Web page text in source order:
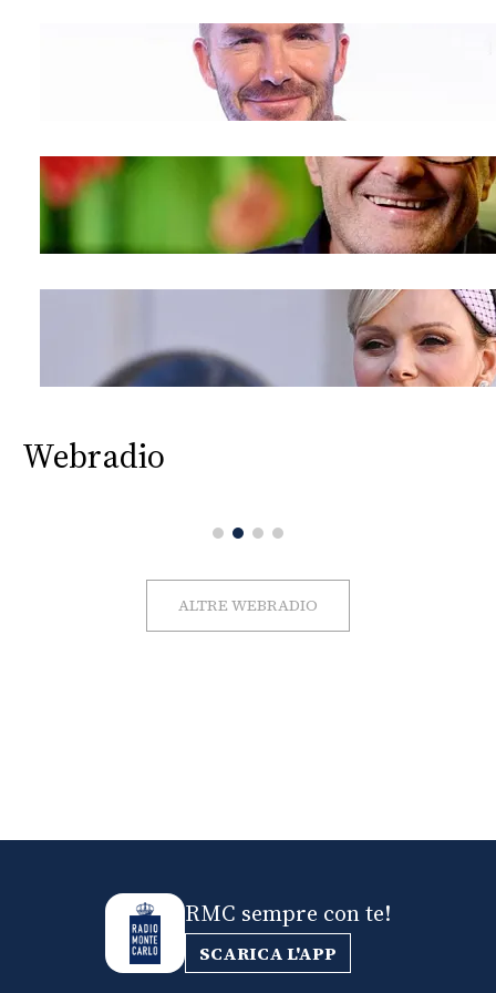
Webradio
ALTRE WEBRADIO
RMC sempre con te!
SCARICA L'APP